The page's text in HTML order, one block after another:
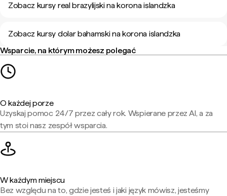
Zobacz kursy real brazylijski na korona islandzka
Zobacz kursy dolar bahamski na korona islandzka
Wsparcie, na którym możesz polegać
O każdej porze
Uzyskaj pomoc 24/7 przez cały rok. Wspierane przez AI, a za
tym stoi nasz zespół wsparcia.
W każdym miejscu
Bez względu na to, gdzie jesteś i jaki język mówisz, jesteśmy